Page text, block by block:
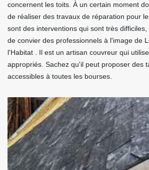
concernent les toits. À un certain moment
de réaliser des travaux de réparation pour
sont des interventions qui sont très
de convier des professionnels à l'image de
l'Habitat . Il est un artisan couvreur qui
appropriés. Sachez qu'il peut proposer des
accessibles à toutes les bourses.